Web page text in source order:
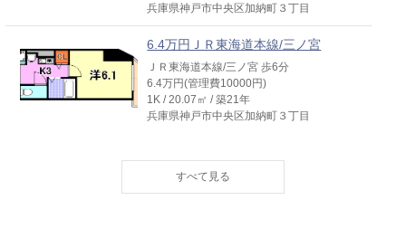
兵庫県神戸市中央区加納町３丁目
6.4万円ＪＲ東海道本線/三ノ宮
ＪＲ東海道本線/三ノ宮 歩6分
6.4万円(管理費10000円)
1K / 20.07㎡ / 築21年
兵庫県神戸市中央区加納町３丁目
ＪＲ東海道本線/三ノ宮 歩6分
6.5万円(管理費10000円)